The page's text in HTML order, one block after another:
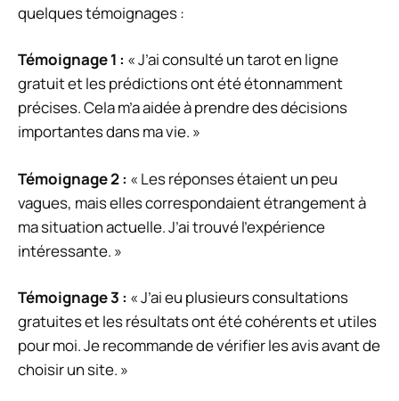
quelques témoignages :
Témoignage 1 : « J’ai consulté un tarot en ligne
gratuit et les prédictions ont été étonnamment
précises. Cela m’a aidée à prendre des décisions
importantes dans ma vie. »
Témoignage 2 : « Les réponses étaient un peu
vagues, mais elles correspondaient étrangement à
ma situation actuelle. J’ai trouvé l’expérience
intéressante. »
Témoignage 3 : « J’ai eu plusieurs consultations
gratuites et les résultats ont été cohérents et utiles
pour moi. Je recommande de vérifier les avis avant de
choisir un site. »